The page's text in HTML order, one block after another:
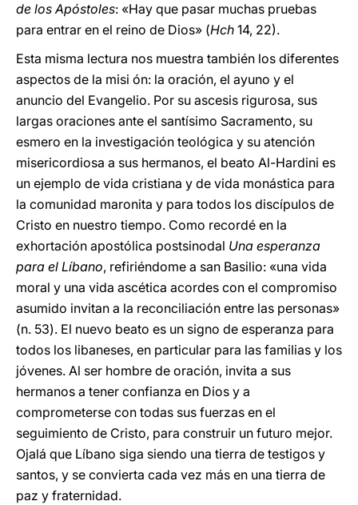
de los Apóstoles: «Hay que pasar muchas pruebas
para entrar en el reino de Dios» (Hch 14, 22).
Esta misma lectura nos muestra también los diferentes
aspectos de la misi ón: la oración, el ayuno y el
anuncio del Evangelio. Por su ascesis rigurosa, sus
largas oraciones ante el santísimo Sacramento, su
esmero en la investigación teológica y su atención
misericordiosa a sus hermanos, el beato Al-Hardini es
un ejemplo de vida cristiana y de vida monástica para
la comunidad maronita y para todos los discípulos de
Cristo en nuestro tiempo. Como recordé en la
exhortación apostólica postsinodal Una esperanza
para el Líbano, refiriéndome a san Basilio: «una vida
moral y una vida ascética acordes con el compromiso
asumido invitan a la reconciliación entre las personas»
(n. 53). El nuevo beato es un signo de esperanza para
todos los libaneses, en particular para las familias y los
jóvenes. Al ser hombre de oración, invita a sus
hermanos a tener confianza en Dios y a
comprometerse con todas sus fuerzas en el
seguimiento de Cristo, para construir un futuro mejor.
Ojalá que Líbano siga siendo una tierra de testigos y
santos, y se convierta cada vez más en una tierra de
paz y fraternidad.